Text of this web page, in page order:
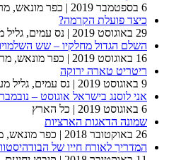
6 בספטמבר 2019
| כפר מונאש,
כיצד פועלת הקרמה?
29 באוגוסט 2019
| נס עמים, גליל
השלם הגדול מחלקיו – שש
16 באוגוסט 2019
| כפר מונאש,
ריטריט טארה ירוקה
9 באוגוסט 2019
| נס עמים, גליל
אני לוסנג בישראל אוגוסט – נובמבר 2019
6 באוגוסט 2019
| כל הארץ
שמונה הדאגות הארציות
26 באוקטובר 2018
| כפר מונאש,
המדריך לאורח חייו של